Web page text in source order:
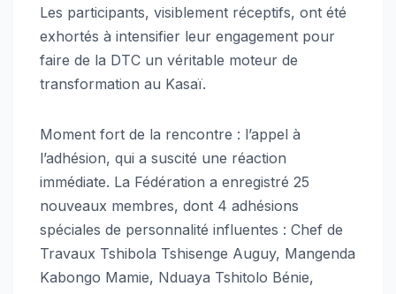
Les participants, visiblement réceptifs, ont été
exhortés à intensifier leur engagement pour
faire de la DTC un véritable moteur de
transformation au Kasaï.
Moment fort de la rencontre : l’appel à
l’adhésion, qui a suscité une réaction
immédiate. La Fédération a enregistré 25
nouveaux membres, dont 4 adhésions
spéciales de personnalité influentes : Chef de
Travaux Tshibola Tshisenge Auguy, Mangenda
Kabongo Mamie, Nduaya Tshitolo Bénie,